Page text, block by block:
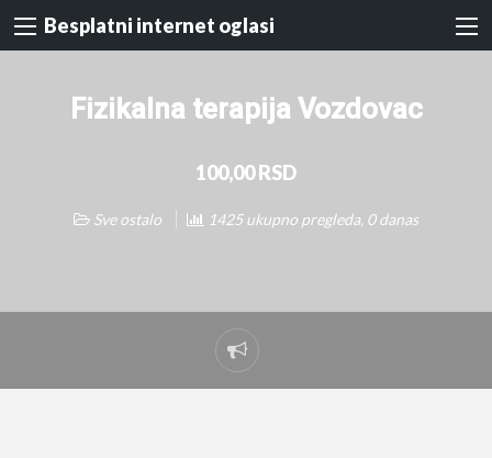
Besplatni internet oglasi
Fizikalna terapija Vozdovac
100,00 RSD
Sve ostalo 1425 ukupno pregleda, 0 danas
Prijavi
problem